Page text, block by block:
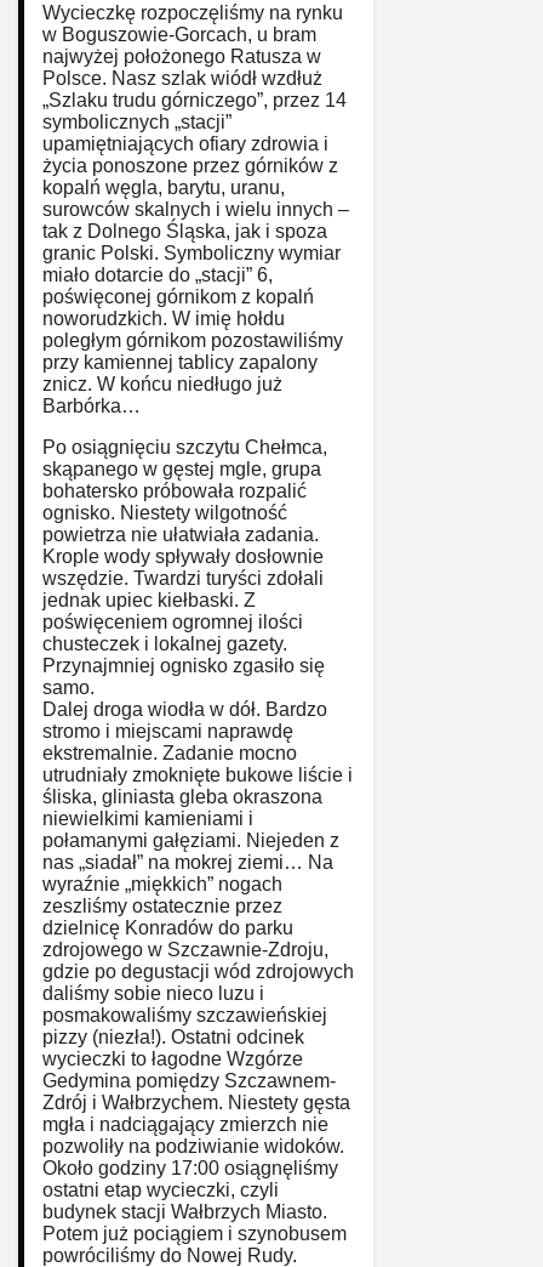
Wycieczkę rozpoczęliśmy na rynku
w Boguszowie-Gorcach, u bram
najwyżej położonego Ratusza w
Polsce. Nasz szlak wiódł wzdłuż
„Szlaku trudu górniczego”, przez 14
symbolicznych „stacji”
upamiętniających ofiary zdrowia i
życia ponoszone przez górników z
kopalń węgla, barytu, uranu,
surowców skalnych i wielu innych –
tak z Dolnego Śląska, jak i spoza
granic Polski. Symboliczny wymiar
miało dotarcie do „stacji” 6,
poświęconej górnikom z kopalń
noworudzkich. W imię hołdu
poległym górnikom pozostawiliśmy
przy kamiennej tablicy zapalony
znicz. W końcu niedługo już
Barbórka…
Po osiągnięciu szczytu Chełmca,
skąpanego w gęstej mgle, grupa
bohatersko próbowała rozpalić
ognisko. Niestety wilgotność
powietrza nie ułatwiała zadania.
Krople wody spływały dosłownie
wszędzie. Twardzi turyści zdołali
jednak upiec kiełbaski. Z
poświęceniem ogromnej ilości
chusteczek i lokalnej gazety.
Przynajmniej ognisko zgasiło się
samo.
Dalej droga wiodła w dół. Bardzo
stromo i miejscami naprawdę
ekstremalnie. Zadanie mocno
utrudniały zmoknięte bukowe liście i
śliska, gliniasta gleba okraszona
niewielkimi kamieniami i
połamanymi gałęziami. Niejeden z
nas „siadał” na mokrej ziemi… Na
wyraźnie „miękkich” nogach
zeszliśmy ostatecznie przez
dzielnicę Konradów do parku
zdrojowego w Szczawnie-Zdroju,
gdzie po degustacji wód zdrojowych
daliśmy sobie nieco luzu i
posmakowaliśmy szczawieńskiej
pizzy (niezła!). Ostatni odcinek
wycieczki to łagodne Wzgórze
Gedymina pomiędzy Szczawnem-
Zdrój i Wałbrzychem. Niestety gęsta
mgła i nadciągający zmierzch nie
pozwoliły na podziwianie widoków.
Około godziny 17:00 osiągnęliśmy
ostatni etap wycieczki, czyli
budynek stacji Wałbrzych Miasto.
Potem już pociągiem i szynobusem
powróciliśmy do Nowej Rudy.